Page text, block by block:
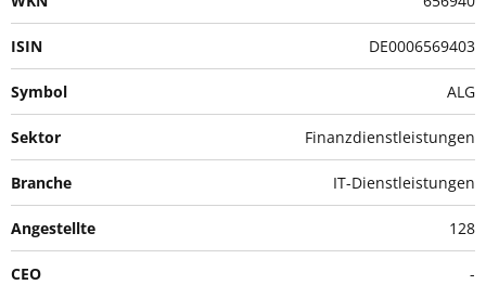
ISIN DE0006569403
Symbol ALG
Sektor Finanzdienstleistungen
Branche IT-Dienstleistungen
Angestellte 128
CEO -